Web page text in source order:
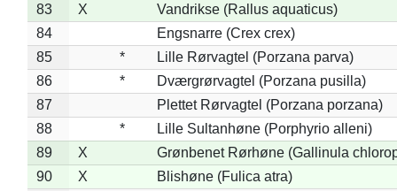
83
X
Vandrikse (Rallus aquaticus)
84
Engsnarre (Crex crex)
85
*
Lille Rørvagtel (Porzana parva)
86
*
Dværgrørvagtel (Porzana pusilla)
87
Plettet Rørvagtel (Porzana porzana)
88
*
Lille Sultanhøne (Porphyrio alleni)
89
X
Grønbenet Rørhøne (Gallinula
90
X
Blishøne (Fulica atra)